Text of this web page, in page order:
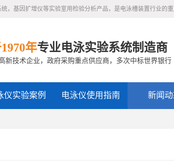
，基因扩增仪等实验室用检验分析产品，是电泳槽装置行业的
年专业电泳实验系统制造商
新技术企业，政府采购重点供应商，多次中标世界银行
仪实验案例 电泳仪使用指南 新闻